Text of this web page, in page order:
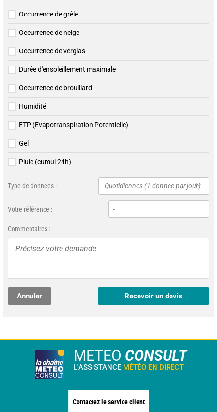
Occurrence de grêle
Occurrence de neige
Occurrence de verglas
Durée d'ensoleillement maximale
Occurrence de brouillard
Humidité
ETP (Evapotranspiration Potentielle)
Gel
Pluie (cumul 24h)
Type de données : Quotidiennes (1 donnée par jour)
Votre référence :
Commentaires :
Annuler Recevoir un devis
METEO CONSULT
L'ASSISTANCE MÉTÉO EN DIRECT
Contactez le service client